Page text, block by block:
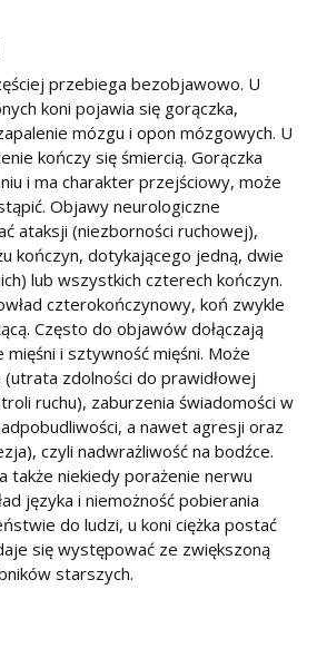
przebiega bezobjawowo. U
koni pojawia się gorączka,
mózgu i opon mózgowych. U
kończy się śmiercią. Gorączka
i ma charakter przejściowy, może
Objawy neurologiczne
ataksji (niezborności ruchowej),
kończyn, dotykającego jedną, dwie
lub wszystkich czterech kończyn.
czterokończynowy, koń zwykle
Często do objawów dołączają
i sztywność mięśni. Może
zdolności do prawidłowej
ruchu), zaburzenia świadomości w
a nawet agresji oraz
czyli nadwrażliwość na bodźce.
także niekiedy porażenie nerwu
języka i niemożność pobierania
do ludzi, u koni ciężka postać
się występować ze zwiększoną
starszych.